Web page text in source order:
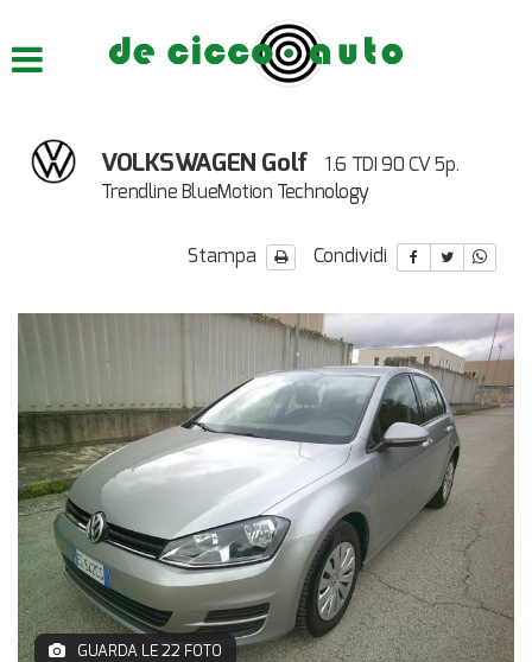
LISTA VEICOLI
ASSISTENZA
VOLKSWAGEN Golf
1.6 TDI 90 CV 5p.
Trendline BlueMotion Technology
Stampa Condividi
GUARDA LE 22 FOTO